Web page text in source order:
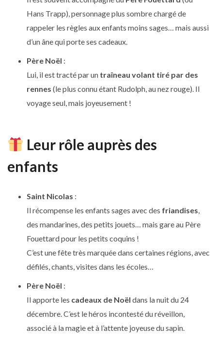
Hans Trapp), personnage plus sombre chargé de
rappeler les règles aux enfants moins sages… mais aussi
d’un âne qui porte ses cadeaux.
Père Noël :
Lui, il est tracté par un traîneau volant tiré par des
rennes (le plus connu étant Rudolph, au nez rouge). Il
voyage seul, mais joyeusement !
Leur rôle auprès des
enfants
Saint Nicolas :
Il récompense les enfants sages avec des friandises
des mandarines, des petits jouets… mais gare au Père
Fouettard pour les petits coquins !
C’est une fête très marquée dans certaines régions, avec
défilés, chants, visites dans les écoles…
Père Noël :
Il apporte les cadeaux de Noël dans la nuit du 24
décembre. C’est le héros incontesté du réveillon,
associé à la magie et à l’attente joyeuse du sapin.